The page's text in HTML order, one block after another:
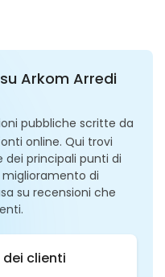
Arkom Arredi
pubbliche scritte da
online. Qui trovi
dei principali punti di
di
su recensioni che
clienti